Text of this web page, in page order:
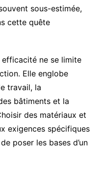
sous-estimée,
cette quête
efficacité ne se limite
Elle englobe
travail, la
bâtiments et la
des matériaux et
exigences spécifiques
poser les bases d’un